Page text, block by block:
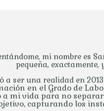
mi nombre es
pequeña,
a ser una realidad en
en el Grado de
a mi vida para no
capturando los